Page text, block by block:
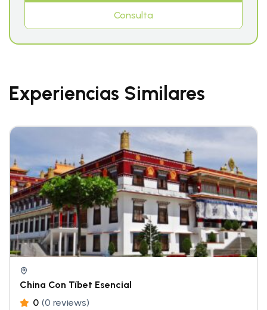
Consulta
Experiencias Similares
China Con Tíbet Esencial
0 (0 reviews)